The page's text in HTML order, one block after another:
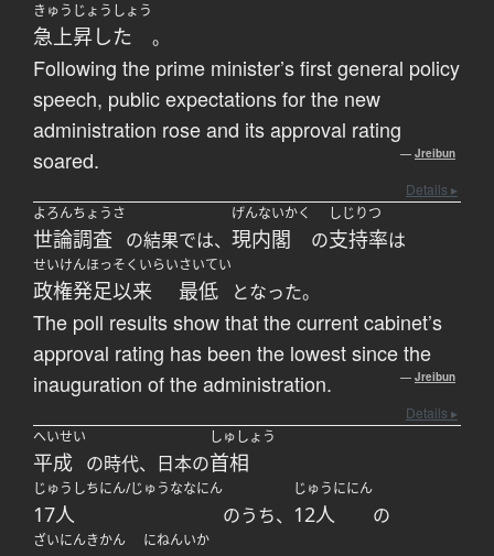
きゅうじょうしょう
急上昇した 。
Following the prime minister’s first general policy
speech, public expectations for the new
administration rose and its approval rating
soared.
— Jreibun
Details ▸
よろんちょうさ
世論調査 の結果では、
げんないかく
現内閣 の
しじりつ
支持率は
せいけんほっそくいらい
政権発足以来
さいてい
最低 となった。
The poll results show that the current cabinet’s
approval rating has been the lowest since the
inauguration of the administration.
— Jreibun
Details ▸
へいせい
平成 の時代、日本の
しゅしょう
首相
じゅうしちにん/じゅうななにん
17人 のうち、
じゅうににん
12人 の
ざいにんきかん にねんいか